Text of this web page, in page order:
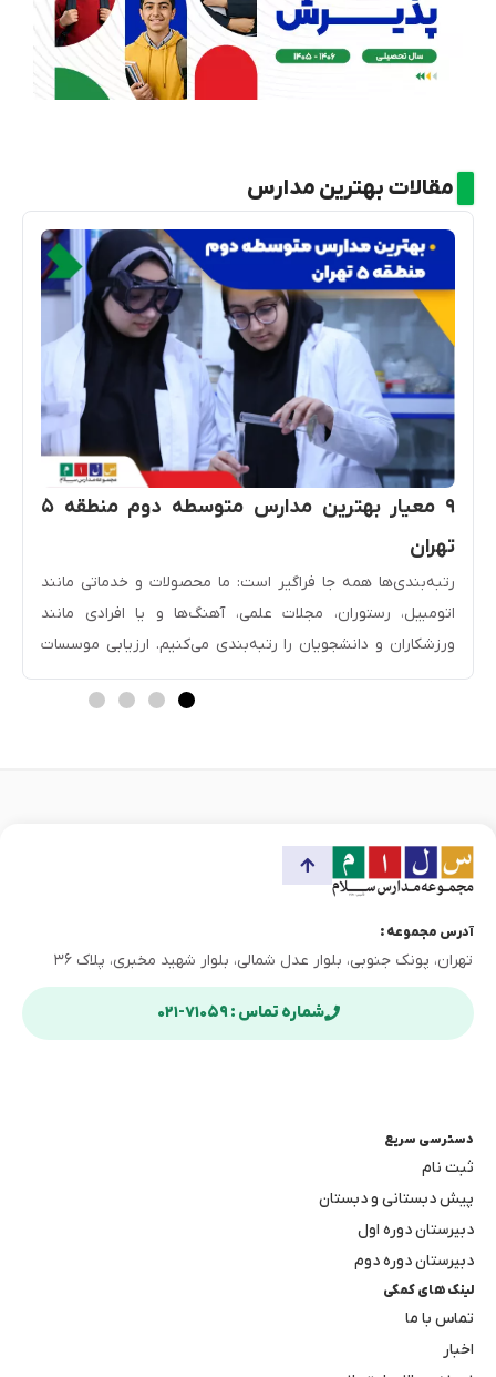
مقالات بهترین مدارس
۹ معیار بهترین مدارس متوسطه دوم منطقه ۵
تهران
رتبه­‌بندی‌ها همه جا فراگیر است: ما محصولات و خدماتی مانند
اتومبیل، رستوران، مجلات علمی، آهنگ‌ها و یا افرادی مانند
ورزشکاران و دانشجویان را رتبه­‌بندی می‌کنیم. ارزیابی موسسات
آموزشی و مدارس نیز از اهمیت ویژه‌ای برخوردار است زیرا در
آدرس مجموعه :
تهران، پونک جنوبی، بلوار عدل شمالی، بلوار شهید مخبری، پلاک ۳۶
شماره تماس : ۷۱۰۵۹-۰۲۱
دسترسی سریع
ثبت نام
پیش دبستانی و دبستان
دبیرستان دوره اول
دبیرستان دوره دوم
لینک های کمکی
تماس با ما
اخبار